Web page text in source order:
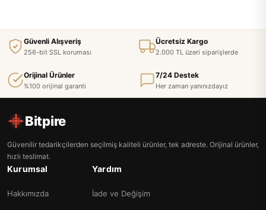
Güvenli Alışveriş
256-bit SSL koruması
Ücretsiz Kargo
2.000 TL üzeri siparişlerde
Orijinal Ürünler
%100 orijinal garanti
7/24 Destek
Her zaman yanınızdayız
Bitpire
Güvenilir tedarikçilerden seçilmiş kaliteli ürünler, tek adreste. Orijinal ürünler,
hızlı teslimat.
Kurumsal
Hakkımızda
Yardım
İade ve Değişim